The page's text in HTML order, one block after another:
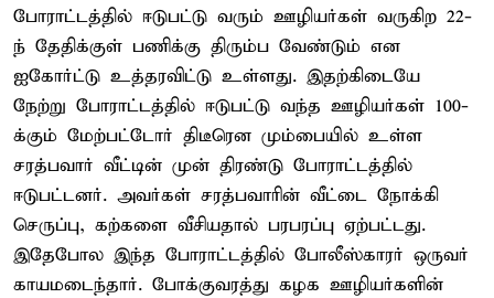
போராட்டத்தில் ஈடுபட்டு வரும் ஊழியர்கள் வருகிற 22-
ந் தேதிக்குள் பணிக்கு திரும்ப வேண்டும் என
ஐகோர்ட்டு உத்தரவிட்டு உள்ளது. இதற்கிடையே
நேற்று போராட்டத்தில் ஈடுபட்டு வந்த ஊழியர்கள் 100-
க்கும் மேற்பட்டோர் திடீரென மும்பையில் உள்ள
சரத்பவார் வீட்டின் முன் திரண்டு போராட்டத்தில்
ஈடுபட்டனர். அவர்கள் சரத்பவாரின் வீட்டை நோக்கி
செருப்பு, கற்களை வீசியதால் பரபரப்பு ஏற்பட்டது.
இதேபோல இந்த போராட்டத்தில் போலீஸ்காரர் ஒருவர்
காயமடைந்தார். போக்குவரத்து கழக ஊழியர்களின்